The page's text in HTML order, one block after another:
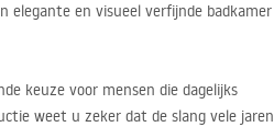
elegante en visueel verfijnde badkamer
keuze voor mensen die dagelijks
weet u zeker dat de slang vele jaren